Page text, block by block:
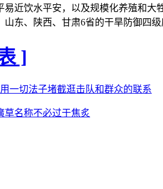
易近饮水平安，以及规模化养殖和
山东、陕西、甘肃6省的干旱防御四级
]
用一切法子堵截逛击队和群众的联系
草名称不必过于焦炙